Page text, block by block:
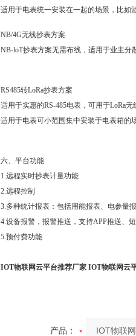
适用于电表统一安装在一起的场景，比如
NB/4G无线抄表方案
NB-loT抄表方案无需布线，适用于业主分
RS485转LoRa抄表方案
适用于实惠的RS-485电表，可用于LoRa无
适用于电表可小范围集中安装于电表箱的
六、平台功能
1.远程实时抄表计量功能
2.远程控制
3.多种统计报表：包括用能报表、电参量
4.设备报警，报警推送，支持APP推送、
5.预付费功能
IOT物联网云平台推荐厂家 IOT物联网云
产品：